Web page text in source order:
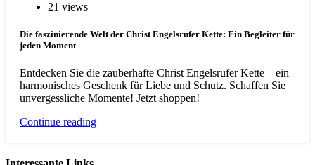
21 views
Die faszinierende Welt der Christ Engelsrufer Kette: Ein Begleiter für
jeden Moment
Entdecken Sie die zauberhafte Christ Engelsrufer Kette – ein
harmonisches Geschenk für Liebe und Schutz. Schaffen Sie
unvergessliche Momente! Jetzt shoppen!
Continue reading